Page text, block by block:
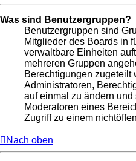
Was sind Benutzergruppen?
Benutzergruppen sind
Mitglieder des Boards in
verwaltbare Einheiten
mehreren Gruppen
Berechtigungen zugeteilt
Administratoren,
auf einmal zu ändern
Moderatoren eines
Zugriff zu einem
Nach oben